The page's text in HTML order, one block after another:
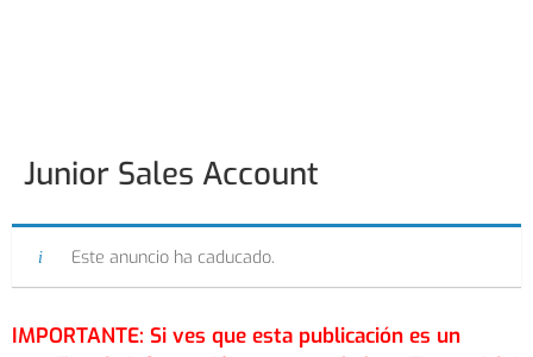
Junior Sales Account
Este anuncio ha caducado.